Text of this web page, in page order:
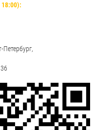
18:00):
Петербург,